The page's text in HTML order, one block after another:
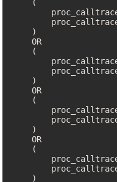
    (
    )
    OR
    (
    )
    OR
    (
    )
    OR
    (
    )